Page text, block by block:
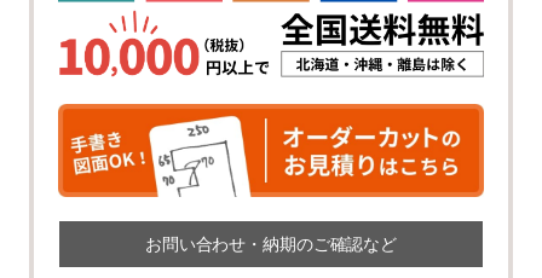
お問い合わせ・納期のご確認など